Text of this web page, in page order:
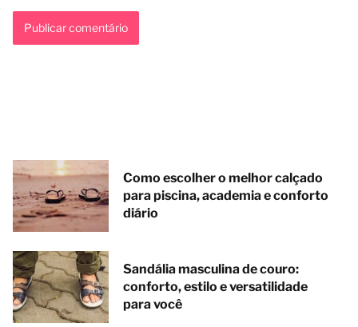
Como escolher o melhor calçado
para piscina, academia e conforto
diário
Sandália masculina de couro:
conforto, estilo e versatilidade
para você